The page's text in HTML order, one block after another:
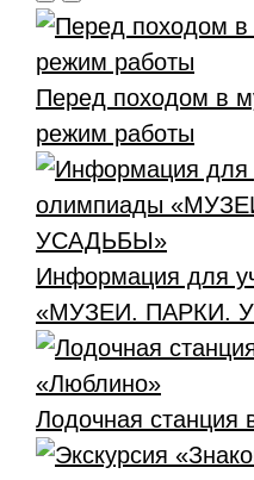
Перед походом в
режим работы
Информация для
«МУЗЕИ. ПАРКИ.
Лодочная станция